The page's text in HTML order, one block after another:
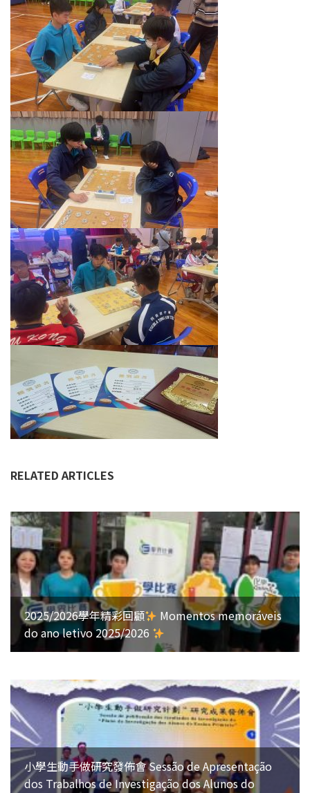
RELATED ARTICLES
2025/2026學年精彩回顧
Momentos memoráveis
do ano letivo 2025/2026
小學生動手做研究發佈會 Sessão de Apresentação
dos Trabalhos de Investigação dos Alunos do